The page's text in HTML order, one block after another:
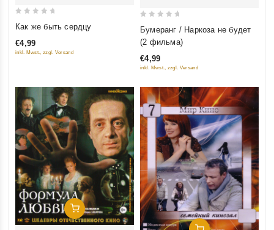
of
Как же быть сердцу
€4,99
inkl. Mwst., zzgl. Versand
out
5
Бумеранг / Наркоза не будет
(2 фильма)
€4,99
inkl. Mwst., zzgl. Versand
Добавить В Корзину
Добавить В Корзину